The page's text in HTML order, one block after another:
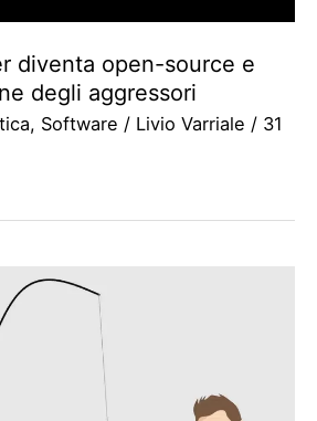
diventa open-source e
degli aggressori
, Software / Livio Varriale / 31